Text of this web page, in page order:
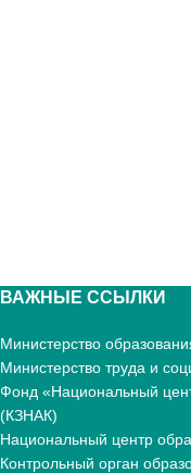
ВАЖНЫЕ ССЫЛКИ
Министерство
Министерство труда и
Фонд «Национальный
(КЗНАК)
Национальный центр
Контрольный орган